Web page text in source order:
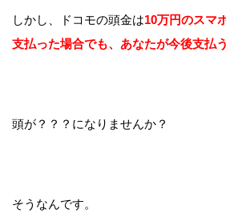
しかし、ドコモの頭金は10万円のスマ
支払った場合でも、あなたが今後支払
頭が？？？になりませんか？
そうなんです。